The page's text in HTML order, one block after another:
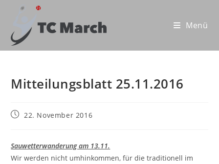
springen
Menü
Mitteilungsblatt 25.11.2016
Beitrag22. November 2016
Sauwetterwanderung am 13.11.
Wir werden nicht umhinkommen, für die traditionell im